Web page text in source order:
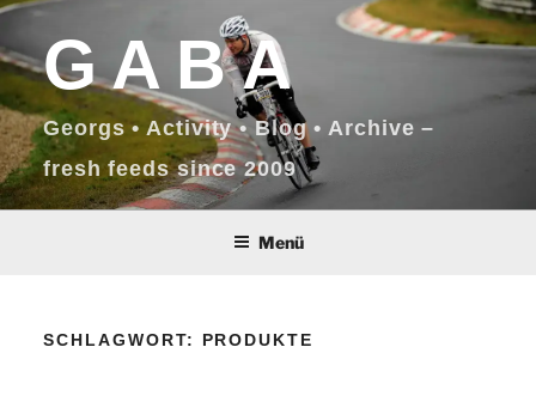
Zum
Inhalt
springenGABA
Georgs • Activity • Blog • Archive –
fresh feeds since 2009
Menü
SCHLAGWORT: PRODUKTE